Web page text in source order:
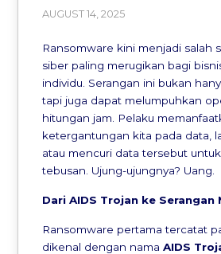
AUGUST 14, 2025
Ransomware kini menjadi salah
siber paling merugikan bagi
individu. Serangan ini bukan
tapi juga dapat melumpuhkan
hitungan jam. Pelaku
ketergantungan kita pada data,
atau mencuri data tersebut
tebusan. Ujung-ujungnya? Uang.
Dari AIDS Trojan ke
Ransomware pertama tercatat
dikenal dengan namaAIDS